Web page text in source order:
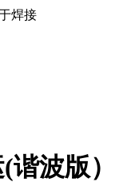
焊接
波版）